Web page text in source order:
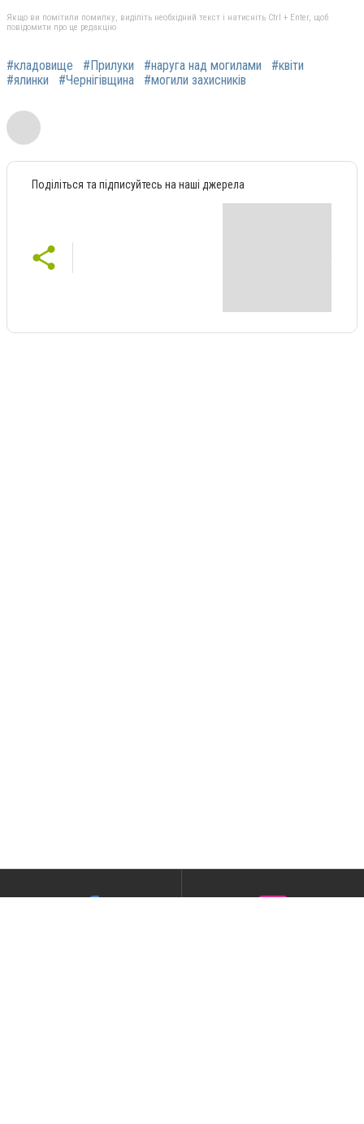
Якщо ви помітили помилку, виділіть необхідний текст і натисніть Ctrl + Enter, щоб
повідомити про це редакцію
#кладовище #Прилуки #наруга над могилами
#квіти
#ялинки
#Чернігівщина #могили захисників
Поділіться та підписуйтесь на наші джерела